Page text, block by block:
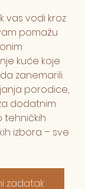
vas vodi kroz
pomažu
kuće koje
zanemarili.
porodice,
dodatnim
tehničkih
izbora – sve
zadatak